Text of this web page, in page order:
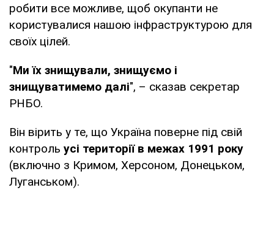
робити все можливе, щоб окупанти не
користувалися нашою інфраструктурою для
своїх цілей.
"Ми їх знищували, знищуємо і
знищуватимемо далі", – сказав секретар
РНБО.
Він вірить у те, що Україна поверне під свій
контроль усі території в межах 1991 року
(включно з Кримом, Херсоном, Донецьком,
Луганськом).